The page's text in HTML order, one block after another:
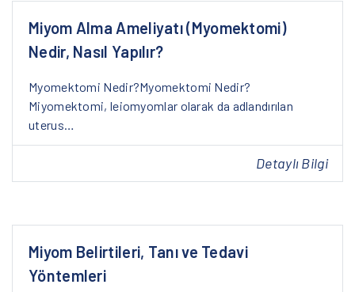
Miyom Alma Ameliyatı (Myomektomi)
Nedir, Nasıl Yapılır?
Myomektomi Nedir?Myomektomi Nedir?
Miyomektomi, leiomyomlar olarak da adlandırılan
uterus…
Detaylı Bilgi
Miyom Belirtileri, Tanı ve Tedavi
Yöntemleri